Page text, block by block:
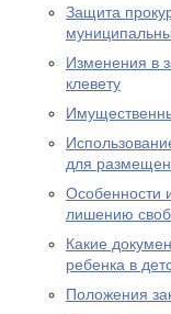
Защита
Изменения в
клевету
для
Особенности
лишению
Какие
ребенка в
Положения